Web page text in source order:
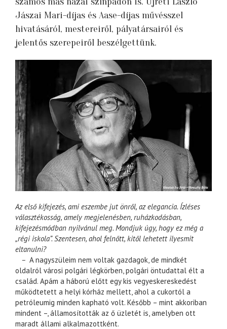
Jászai Mari-díjas és Aase-díjas művésszel
hivatásáról, mestereiről, pályatársairól és
jelentős szerepeiről beszélgettünk.
Az első kifejezés, ami eszembe jut önről, az elegancia. Ízléses
választékosság, amely megjelenésben, ruházkodásban,
kifejezésmódban nyilvánul meg. Mondjuk úgy, hogy ez még a
„régi iskola”. Szentesen, ahol felnőtt, kitől lehetett ilyesmit
eltanulni?
– A nagyszüleim nem voltak gazdagok, de mindkét
oldalról városi polgári légkörben, polgári öntudattal élt a
család. Apám a háború előtt egy kis vegyeskereskedést
működtetett a helyi kórház mellett, ahol a cukortól a
petróleumig minden kapható volt. Később – mint akkoriban
mindent –, államosították az ő üzletét is, amelyben ott
maradt állami alkalmazottként.